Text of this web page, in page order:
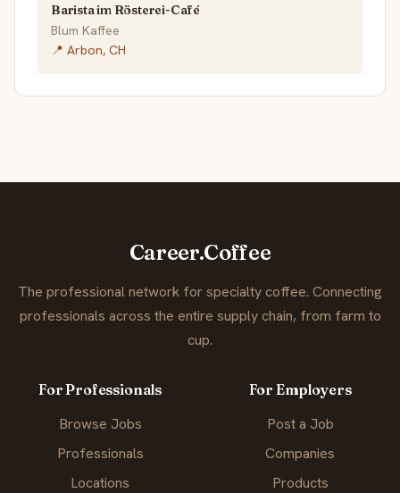
Barista im Rösterei-Café
Blum Kaffee
📍 Arbon, CH
Career.Coffee
The professional network for specialty coffee. Connecting
professionals across the entire supply chain, from farm to
cup.
For Professionals
Browse Jobs
Professionals
Locations
For Employers
Post a Job
Companies
Products